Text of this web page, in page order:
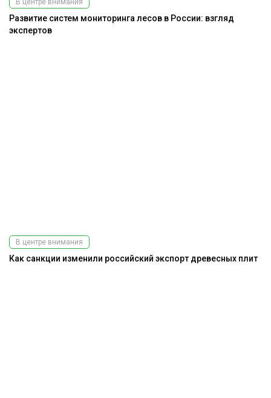
В центре внимания
Развитие систем мониторинга лесов в России: взгляд
экспертов
В центре внимания
Как санкции изменили российский экспорт древесных плит